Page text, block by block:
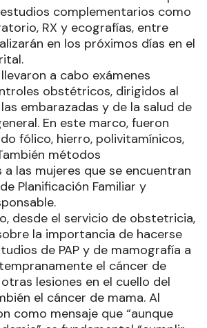
complementarios como
RX y ecografías, entre
en los próximos días en el
a cabo exámenes
obstétricos, dirigidos al
embarazadas y de la salud de
En este marco, fueron
fólico, hierro, polivitamínicos,
métodos
las mujeres que se encuentran
Planificación Familiar y
desde el servicio de obstetricia,
la importancia de hacerse
de PAP y de mamografía a
el cáncer de
lesiones en el cuello del
el cáncer de mama. Al
como mensaje que “aunque